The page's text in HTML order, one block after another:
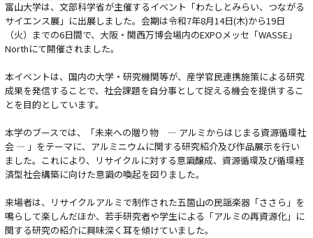
富山大学は、文部科学省が主催するイベント「わたしとみらい、つながる
サイエンス展」に出展しました。会期は令和7年8月14日(木)から19日
（火）までの6日間で、大阪・関西万博会場内のEXPOメッセ「WASSE」
Northにて開催されました。
本イベントは、国内の大学・研究機関等が、産学官民連携施策による研究
成果を発信することで、社会課題を自分事として捉える機会を提供するこ
とを目的としています。
本学のブースでは、「未来への贈り物 ― アルミからはじまる資源循環社
会 ― 」をテーマに、アルミニウムに関する研究紹介及び作品展示を行い
ました。これにより、リサイクルに対する意識醸成、資源循環及び循環経
済型社会構築に向けた意識の喚起を図りました。
来場者は、リサイクルアルミで制作された五箇山の民謡楽器「ささら」を
鳴らして楽しんだほか、若手研究者や学生による「アルミの再資源化」に
関する研究の紹介に興味深く耳を傾けていました。